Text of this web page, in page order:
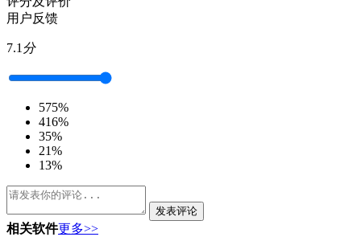
用户反馈
7.1 分
575%
416%
35%
21%
13%
发表评论
相关软件更多>>